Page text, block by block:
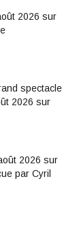
2026 sur
spectacle
2026 sur
2026 sur
par Cyril